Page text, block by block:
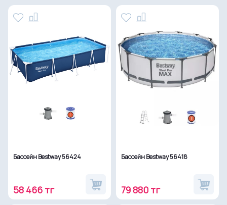
Бассейн Bestway 56424
58 466 тг
Бассейн Bestway 56418
79 880 тг